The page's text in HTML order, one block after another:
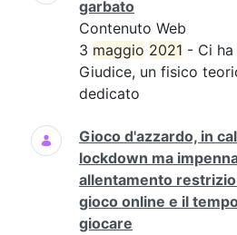
garbato
Contenuto Web
3 maggio 2021 - Ci
Giudice, un fisico
dedicato
Gioco d'azzardo, in
lockdown ma
allentamento
gioco online e il
giocare